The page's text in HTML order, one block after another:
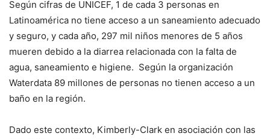
Según cifras de UNICEF, 1 de cada 3 personas en
Latinoamérica no tiene acceso a un saneamiento adecuado
y seguro, y cada año, 297 mil niños menores de 5 años
mueren debido a la diarrea relacionada con la falta de
agua, saneamiento e higiene. Según la organización
Waterdata 89 millones de personas no tienen acceso a un
baño en la región.
Dado este contexto, Kimberly-Clark en asociación con las